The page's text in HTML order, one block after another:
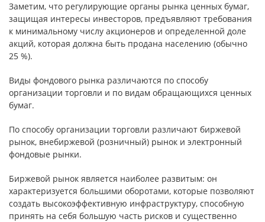
Заметим, что регулирующие органы рынка ценных бумаг,
защищая интересы инвесторов, предъявляют требования
к минимальному числу акционеров и определенной доле
акций, которая должна быть продана населению (обычно
25 %).
Виды фондового рынка различаются по способу
организации торговли и по видам обращающихся ценных
бумаг.
По способу организации торговли различают биржевой
рынок, внебиржевой (розничный) рынок и электронный
фондовые рынки.
Биржевой рынок является наиболее развитым: он
характеризуется большими оборотами, которые позволяют
создать высокоэффективную инфраструктуру, способную
принять на себя большую часть рисков и существенно